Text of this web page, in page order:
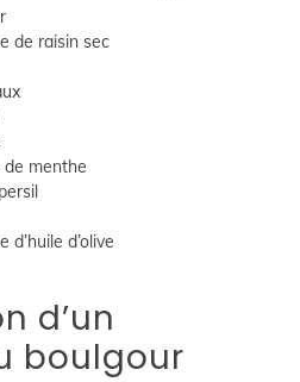
de raisin sec
de menthe
d’huile d’olive
d’un
boulgour